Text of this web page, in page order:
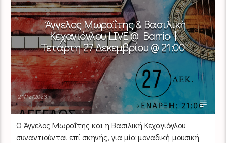
Άγγελος Μωραΐτης & Βασιλική
Κεχαγιόγλου LIVE @ Barrio |
Τετάρτη 27 Δεκεμβρίου @ 21:00
21/12/2023
Ο Άγγελος Μωραΐτης και η Βασιλική Κεχαγιόγλου
συναντιούνται επί σκηνής, για μία μοναδική μουσική